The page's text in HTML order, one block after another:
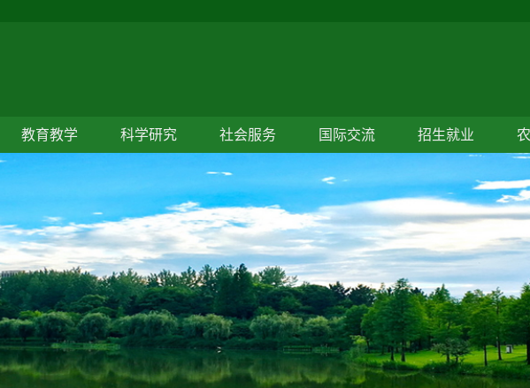
教育教学 科学研究 社会服务 国际交流 招生就业